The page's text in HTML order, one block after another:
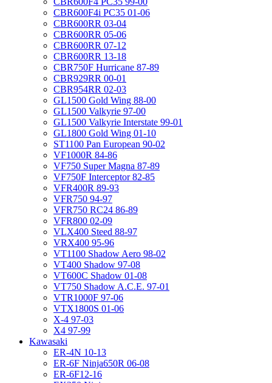
CBR600F4i PC35 01-06
CBR600RR 03-04
CBR600RR 05-06
CBR600RR 07-12
CBR600RR 13-18
CBR750F Hurricane 87-89
CBR929RR 00-01
CBR954RR 02-03
GL1500 Gold Wing 88-00
GL1500 Valkyrie 97-00
GL1500 Valkyrie Interstate 99-01
GL1800 Gold Wing 01-10
ST1100 Pan European 90-02
VF1000R 84-86
VF750 Super Magna 87-89
VF750F Interceptor 82-85
VFR400R 89-93
VFR750 94-97
VFR750 RC24 86-89
VFR800 02-09
VLX400 Steed 88-97
VRX400 95-96
VT1100 Shadow Aero 98-02
VT400 Shadow 97-08
VT600C Shadow 01-08
VT750 Shadow A.C.E. 97-01
VTR1000F 97-06
VTX1800S 01-06
X-4 97-03
X4 97-99
Kawasaki
ER-4N 10-13
ER-6F Ninja650R 06-08
ER-6F12-16